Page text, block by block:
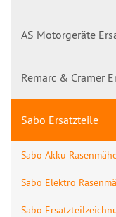
AS Motorgeräte
Remarc & Cramer
Sabo Ersatzteile
Sabo Akku
Sabo Elektro
Sabo